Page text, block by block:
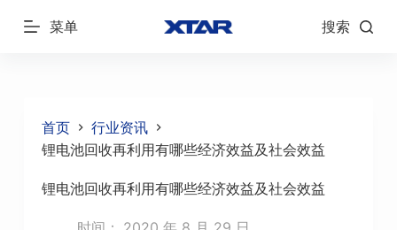
跳
菜单 搜索
首页
行业资讯
锂电池回收再利用有哪些经济效益及社会效益
锂电池回收再利用有哪些经济效益及社会效益